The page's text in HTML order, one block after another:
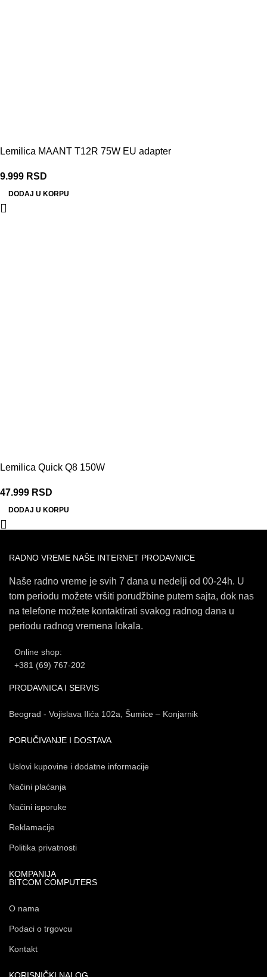
Lemilica MAANT T12R 75W EU adapter
9.999 RSD
DODAJ U KORPU
Lemilica Quick Q8 150W
47.999 RSD
DODAJ U KORPU
RADNO VREME NAŠE INTERNET PRODAVNICE
Naše radno vreme je svih 7 dana u nedelji od 00-24h. U
tom periodu možete vršiti porudžbine putem sajta, dok nas
na telefone možete kontaktirati svakog radnog dana u
periodu radnog vremena lokala.
Online shop:
+381 (69) 767-202
PRODAVNICA I SERVIS
Beograd - Vojislava Ilića 102a, Šumice – Konjarnik
PORUČIVANJE I DOSTAVA
Uslovi kupovine i dodatne informacije
Načini plaćanja
Načini isporuke
Reklamacije
Politika privatnosti
KOMPANIJA
BITCOM COMPUTERS
O nama
Podaci o trgovcu
Kontakt
KORISNIČKI NALOG